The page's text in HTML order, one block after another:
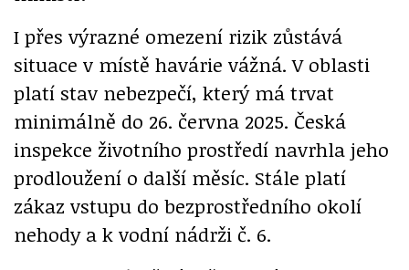
I přes výrazné omezení rizik zůstává
situace v místě havárie vážná. V oblasti
platí stav nebezpečí, který má trvat
minimálně do 26. června 2025. Česká
inspekce životního prostředí navrhla jeho
prodloužení o další měsíc. Stále platí
zákaz vstupu do bezprostředního okolí
nehody a k vodní nádrži č. 6.